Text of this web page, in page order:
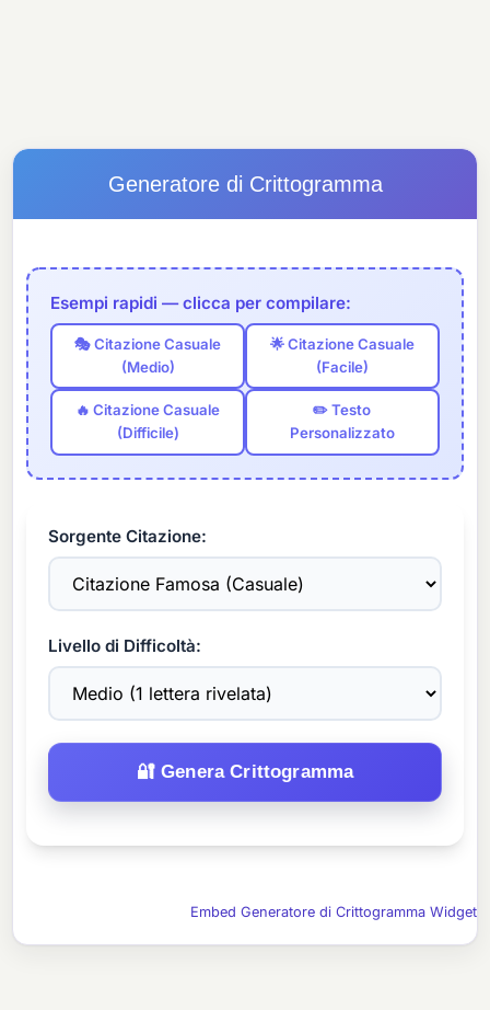
Generatore di Crittogramma
Esempi rapidi — clicca per compilare:
🎭 Citazione Casuale
(Medio)
🌟 Citazione Casuale
(Facile)
🔥 Citazione Casuale
(Difficile)
✏️ Testo
Personalizzato
Sorgente Citazione:
Livello di Difficoltà:
🔐 Genera Crittogramma
Embed Generatore di Crittogramma Widget